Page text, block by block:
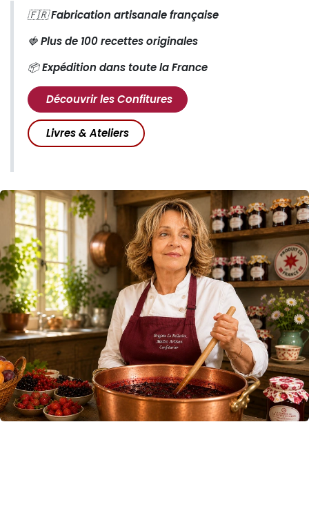
🇫🇷Fabrication artisanale française
🍓Plus de 100 recettes originales
📦Expédition dans toute la France
Découvrir les Confitures
Livres & Ateliers